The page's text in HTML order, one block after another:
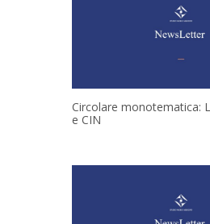
Circolare monotematica:
e CIN